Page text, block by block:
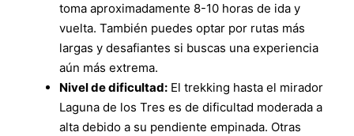
toma aproximadamente 8-10 horas de ida y
vuelta. También puedes optar por rutas más
largas y desafiantes si buscas una experiencia
aún más extrema.
Nivel de dificultad: El trekking hasta el mirador
Laguna de los Tres es de dificultad moderada a
alta debido a su pendiente empinada. Otras